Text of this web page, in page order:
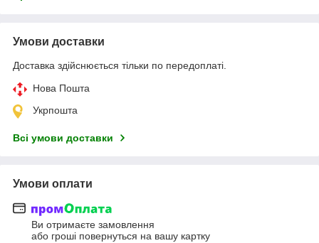
Умови доставки
Доставка здійснюється тільки по передоплаті.
Нова Пошта
Укрпошта
Всі умови доставки
Умови оплати
Ви отримаєте замовлення
або гроші повернуться на вашу картку